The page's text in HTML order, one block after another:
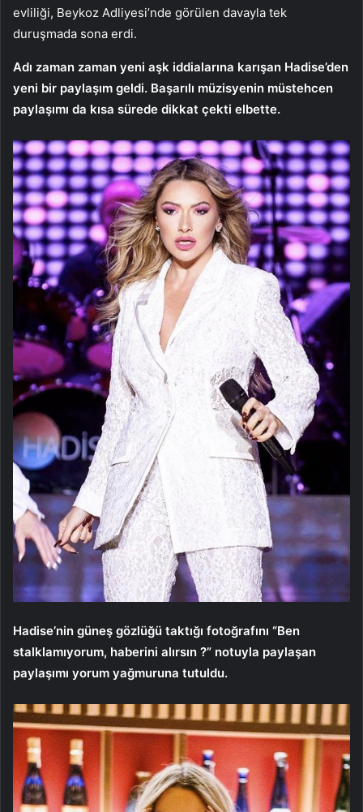
evliliği, Beykoz Adliyesi’nde görülen davayla tek
duruşmada sona erdi.
Adı zaman zaman yeni aşk iddialarına karışan Hadise’den
yeni bir paylaşım geldi. Başarılı müzisyenin müstehcen
paylaşımı da kısa sürede dikkat çekti elbette.
Hadise’nin güneş gözlüğü taktığı fotoğrafını “Ben
stalklamıyorum, haberini alırsın ?” notuyla paylaşan
paylaşımı yorum yağmuruna tutuldu.